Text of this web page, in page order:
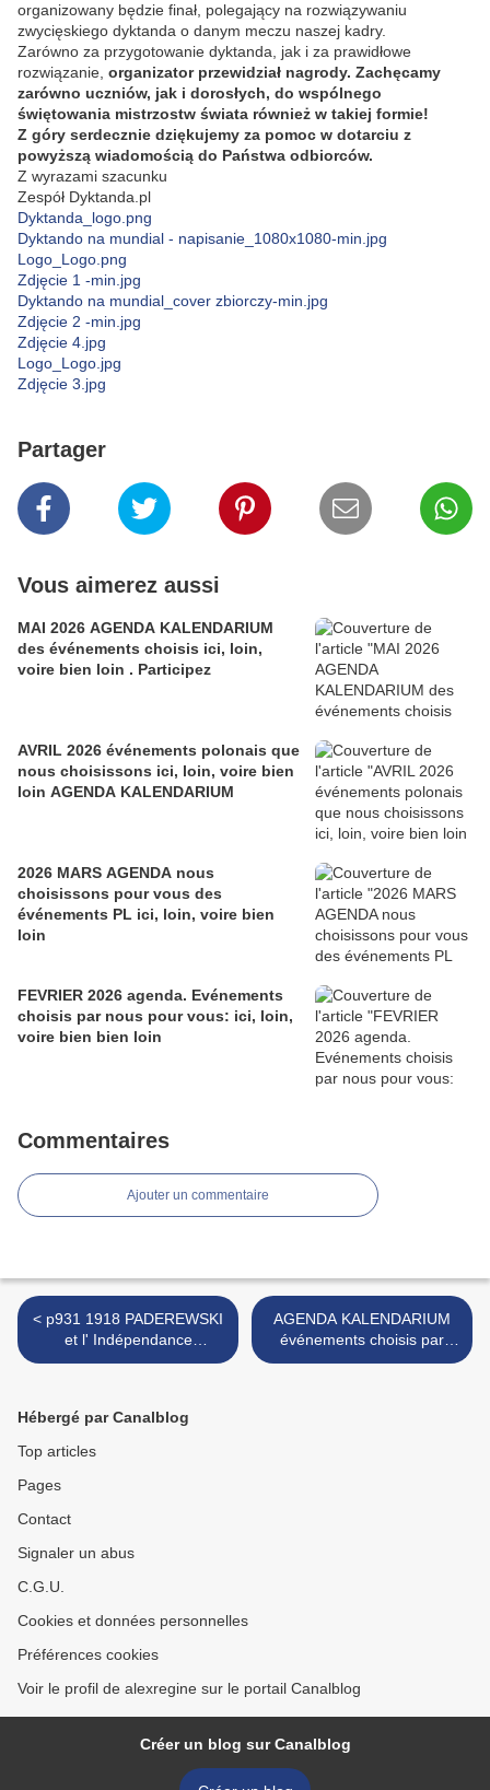
organizowany będzie finał, polegający na rozwiązywaniu
zwycięskiego dyktanda o danym meczu naszej kadry.
Zarówno za przygotowanie dyktanda, jak i za prawidłowe
rozwiązanie, organizator przewidział nagrody. Zachęcamy
zarówno uczniów, jak i dorosłych, do wspólnego
świętowania mistrzostw świata również w takiej formie!
Z góry serdecznie dziękujemy za pomoc w dotarciu z
powyższą wiadomością do Państwa odbiorców.
Z wyrazami szacunku
Zespół Dyktanda.pl
Dyktanda_logo.png
Dyktando na mundial - napisanie_1080x1080-min.jpg
Logo_Logo.png
Zdjęcie 1 -min.jpg
Dyktando na mundial_cover zbiorczy-min.jpg
Zdjęcie 2 -min.jpg
Zdjęcie 4.jpg
Logo_Logo.jpg
Zdjęcie 3.jpg
Partager
Vous aimerez aussi
MAI 2026 AGENDA KALENDARIUM
des événements choisis ici, loin,
voire bien loin . Participez
AVRIL 2026 événements polonais que
nous choisissons ici, loin, voire bien
loin AGENDA KALENDARIUM
2026 MARS AGENDA nous
choisissons pour vous des
événements PL ici, loin, voire bien
loin
FEVRIER 2026 agenda. Evénements
choisis par nous pour vous: ici, loin,
voire bien bien loin
Commentaires
Ajouter un commentaire
< p931 1918 PADEREWSKI
et l' Indépendance
retrouvée de la Pologne
AGENDA KALENDARIUM
événements choisis par
nous pour vous ici, voire
Hébergé par Canalblog
Top articles
Pages
Contact
Signaler un abus
C.G.U.
Cookies et données personnelles
Préférences cookies
Voir le profil de alexregine sur le portail Canalblog
Créer un blog sur Canalblog